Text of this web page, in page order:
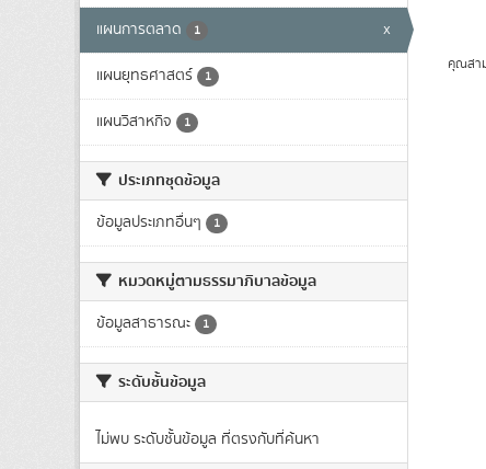
แผนการตลาด 1 x
แผนยุทธศาสตร์ 1
แผนวิสาหกิจ 1
ประเภทชุดข้อมูล
ข้อมูลประเภทอื่นๆ 1
หมวดหมู่ตามธรรมาภิบาลข้อมูล
ข้อมูลสาธารณะ 1
ระดับชั้นข้อมูล
ไม่พบ ระดับชั้นข้อมูล ที่ตรงกับที่ค้นหา
คุณสา